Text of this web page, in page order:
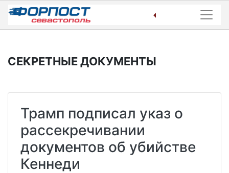
Skip
content
СЕКРЕТНЫЕ ДОКУМЕНТЫ
Трамп подписал указ о
рассекречивании
документов об убийстве
Кеннеди